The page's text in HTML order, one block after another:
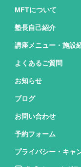
MFTについて
塾長自己紹介
講座メニュー・施設
よくあるご質問
お知らせ
ブログ
お問い合わせ
予約フォーム
プライバシー・キャ